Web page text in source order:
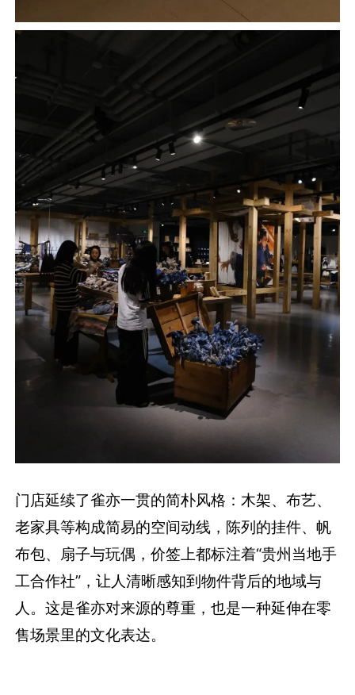
门店延续了雀亦一贯的简朴风格：木架、布艺、
老家具等构成简易的空间动线，陈列的挂件、帆
布包、扇子与玩偶，价签上都标注着“贵州当地手
工合作社”，让人清晰感知到物件背后的地域与
人。这是雀亦对来源的尊重，也是一种延伸在零
售场景里的文化表达。